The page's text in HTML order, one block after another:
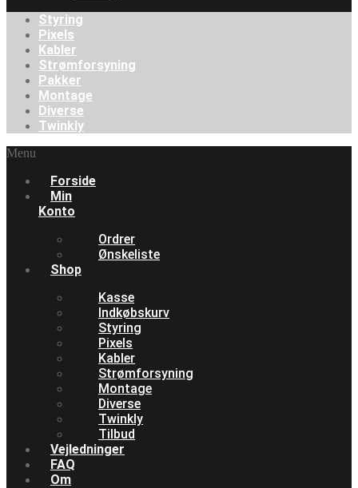
Styring
Pixels
Kabler
Strømforsyning
Pakker
Montage
Diverse
Twinkly
Menu
Forside
Min
Konto
Ordrer
Ønskeliste
Shop
Kasse
Indkøbskurv
Styring
Pixels
Kabler
Strømforsyning
Montage
Diverse
Twinkly
Tilbud
Vejledninger
FAQ
Om